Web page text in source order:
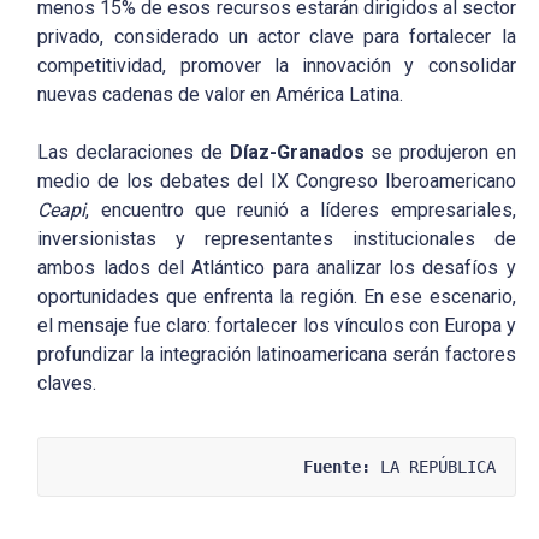
menos 15% de esos recursos estarán dirigidos al sector
privado, considerado un actor clave para fortalecer la
competitividad, promover la innovación y consolidar
nuevas cadenas de valor en América Latina.
Las declaraciones de Díaz-Granados se produjeron en
medio de los debates del IX Congreso Iberoamericano
Ceapi, encuentro que reunió a líderes empresariales,
inversionistas y representantes institucionales de
ambos lados del Atlántico para analizar los desafíos y
oportunidades que enfrenta la región. En ese escenario,
el mensaje fue claro: fortalecer los vínculos con Europa y
profundizar la integración latinoamericana serán factores
claves.
Fuente: LA REPÚBLICA